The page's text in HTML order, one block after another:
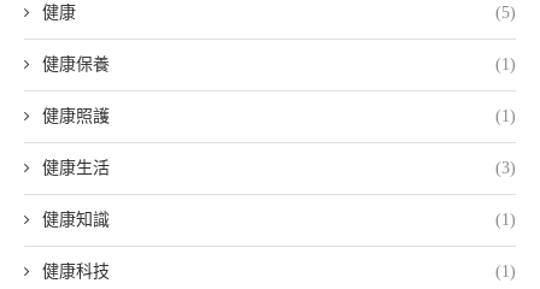
健康 (5)
健康保養 (1)
健康照護 (1)
健康生活 (3)
健康知識 (1)
健康科技 (1)